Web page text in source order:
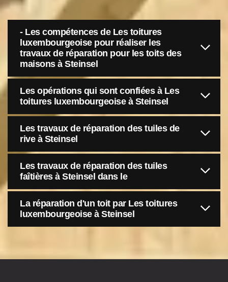
- Les compétences de Les toitures
luxembourgeoise pour réaliser les
travaux de réparation pour les toits des
maisons à Steinsel
Les opérations qui sont confiées à Les
toitures luxembourgeoise à Steinsel
Les travaux de réparation des tuiles de
rive à Steinsel
Les travaux de réparation des tuiles
faîtières à Steinsel dans le
La réparation d'un toit par Les toitures
luxembourgeoise à Steinsel